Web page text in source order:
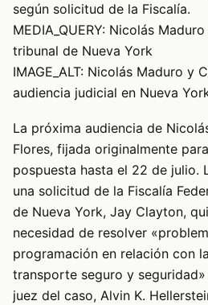
según solicitud de la Fiscalía.
MEDIA_QUERY: Nicolás
tribunal de Nueva York
IMAGE_ALT: Nicolás Maduro y
audiencia judicial en Nueva
La próxima audiencia de
Flores, fijada originalmente
pospuesta hasta el 22 de julio.
una solicitud de la Fiscalía
de Nueva York, Jay Clayton,
necesidad de resolver
programación en relación con
transporte seguro y
juez del caso, Alvin K.